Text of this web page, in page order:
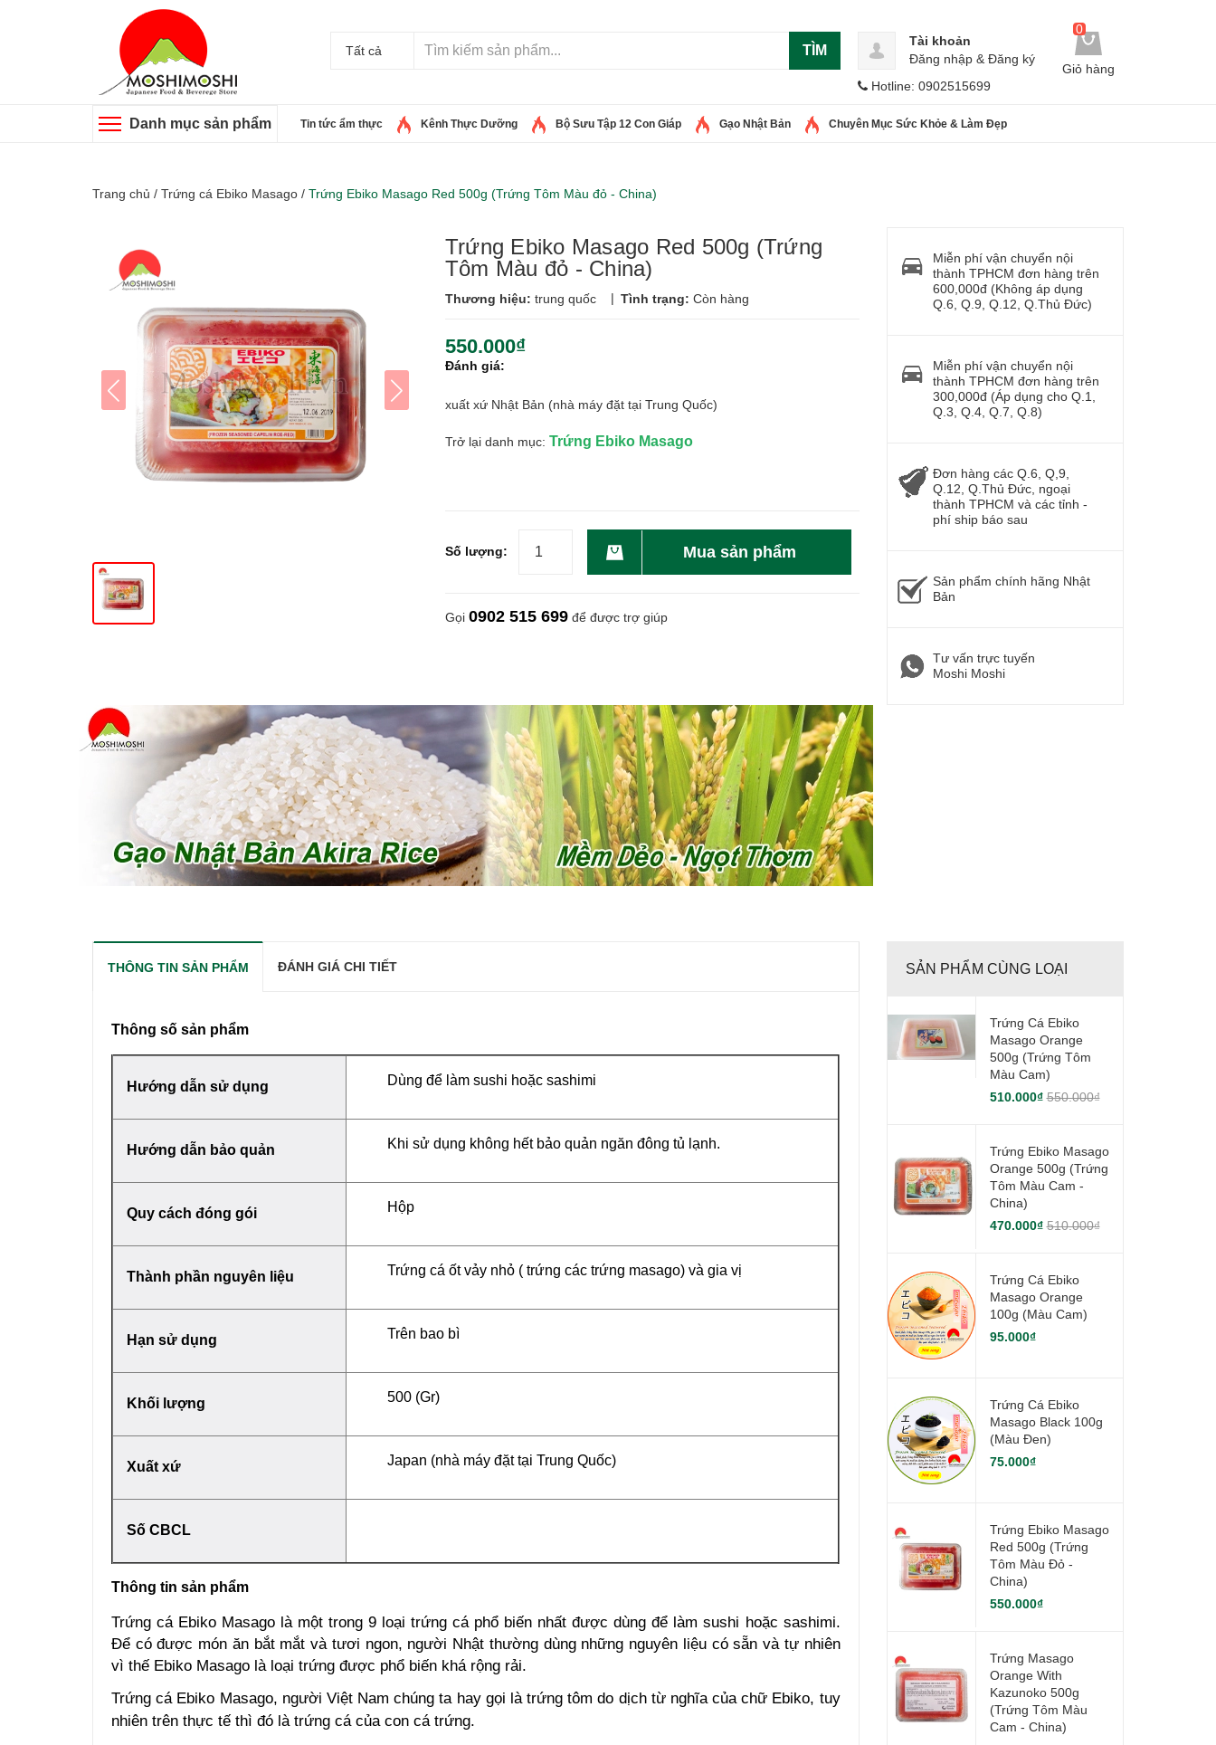
Tất cả TÌM
0
Giỏ hàng
Tài khoản
Đăng nhập & Đăng ký
Hotline: 0902515699
Danh mục sản phẩm Tin tức ẩm thực Kênh Thực Dưỡng Bộ Sưu Tập 12 Con Giáp Gạo Nhật Bản Chuyên Mục Sức Khỏe & Làm Đẹp
Trang chủ / Trứng cá Ebiko Masago / Trứng Ebiko Masago Red 500g (Trứng Tôm Màu đỏ - China)
Trứng Ebiko Masago Red 500g (Trứng
Tôm Màu đỏ - China)
Thương hiệu: trung quốc | Tình trạng: Còn hàng
550.000₫
Đánh giá:
xuất xứ Nhật Bản (nhà máy đặt tại Trung Quốc)
Trở lại danh mục: Trứng Ebiko Masago
Số lượng: Mua sản phẩm
Gọi 0902 515 699 để được trợ giúp
Miễn phí vận chuyển nội
thành TPHCM đơn hàng trên
600,000đ (Không áp dụng
Q.6, Q.9, Q.12, Q.Thủ Đức)
Miễn phí vận chuyển nội
thành TPHCM đơn hàng trên
300,000đ (Áp dụng cho Q.1,
Q.3, Q.4, Q.7, Q.8)
Đơn hàng các Q.6, Q,9,
Q.12, Q.Thủ Đức, ngoại
thành TPHCM và các tỉnh -
phí ship báo sau
Sản phẩm chính hãng Nhật
Bản
Tư vấn trực tuyến
Moshi Moshi
THÔNG TIN SẢN PHẨM ĐÁNH GIÁ CHI TIẾT
Thông số sản phẩm
Hướng dẫn sử dụng Dùng để làm sushi hoặc sashimi
Hướng dẫn bảo quản Khi sử dụng không hết bảo quản ngăn đông tủ lạnh.
Quy cách đóng gói Hộp
Thành phần nguyên liệu Trứng cá ốt vảy nhỏ ( trứng các trứng masago) và gia vị
Hạn sử dụng Trên bao bì
Khối lượng 500 (Gr)
Xuất xứ Japan (nhà máy đặt tại Trung Quốc)
Số CBCL
Thông tin sản phẩm
Trứng cá Ebiko Masago là một trong 9 loại trứng cáphổ biến nhất được dùng để làm sushi hoặc sashimi.
Để có được món ăn bắt mắt và tươi ngon, người Nhật thường dùng những nguyên liệu có sẵn và tự nhiên
vì thế Ebiko Masago là loại trứng được phổ biến khá rộng rải.
Trứng cá Ebiko Masago, người Việt Nam chúng ta hay gọi làtrứng tôm do dịch từ nghĩa của chữ Ebiko, tuy
nhiên trên thực tế thì đó là trứng cá của con cá trứng.
SẢN PHẨM CÙNG LOẠI
Trứng Cá Ebiko
Masago Orange
500g (Trứng Tôm
Màu Cam)
510.000₫550.000₫
Trứng Ebiko Masago
Orange 500g (Trứng
Tôm Màu Cam -
China)
470.000₫510.000₫
Trứng Cá Ebiko
Masago Orange
100g (Màu Cam)
95.000₫
Trứng Cá Ebiko
Masago Black 100g
(Màu Đen)
75.000₫
Trứng Ebiko Masago
Red 500g (Trứng
Tôm Màu Đỏ -
China)
550.000₫
Trứng Masago
Orange With
Kazunoko 500g
(Trứng Tôm Màu
Cam - China)